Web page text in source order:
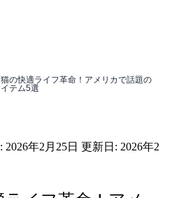
の快適ライフ革命！アメリカで話題の
テム5選
2026年2月25日 更新日: 2026年2